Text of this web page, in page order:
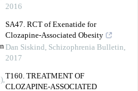
,
2016
SA47. RCT of Exenatide for
Clozapine-Associated Obesity
Dan Siskind, Schizophrenia Bulletin,
2017
T160. TREATMENT OF
CLOZAPINE-ASSOCIATED